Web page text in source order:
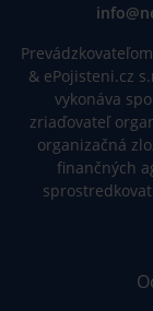
& ePojisteni.cz
vykonáva
zriaďovateľ
organizačná
finančných